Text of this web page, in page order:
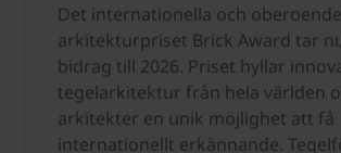
Det internationella och oberoende
arkitekturpriset Brick Award tar
bidrag till 2026. Priset hyllar
tegelarkitektur från hela världen
arkitekter en unik möjlighet att få
internationellt erkännande.